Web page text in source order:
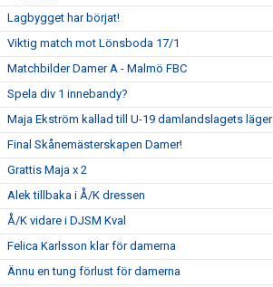
Lagbygget har börjat!
Viktig match mot Lönsboda 17/1
Matchbilder Damer A - Malmö FBC
Spela div 1 innebandy?
Maja Ekström kallad till U-19 damlandslagets läger
Final Skånemästerskapen Damer!
Grattis Maja x 2
Alek tillbaka i Å/K dressen
Å/K vidare i DJSM Kval
Felica Karlsson klar för damerna
Ännu en tung förlust för damerna